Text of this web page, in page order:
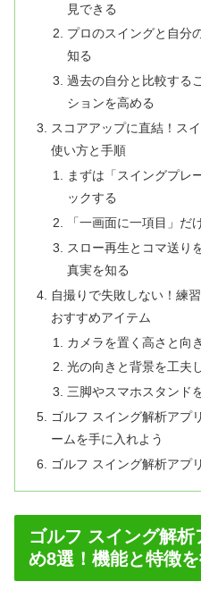
見できる
プロのスイングと自分
知る
過去の自分と比較する
ションを高める
スコアアップに直結！ス
使い方と手順
まずは「スイングプレ
ックする
「一画面に一項目」だ
スロー再生とコマ送り
真実を知る
自撮りで失敗しない！練
おすすめアイテム
カメラを置く高さと向
光の向きと背景を工夫
三脚やスマホスタンド
ゴルフ スイング解析アプ
ームを手に入れよう
ゴルフ スイング解析アプ
ゴルフ スイング解
め8選！機能と特徴